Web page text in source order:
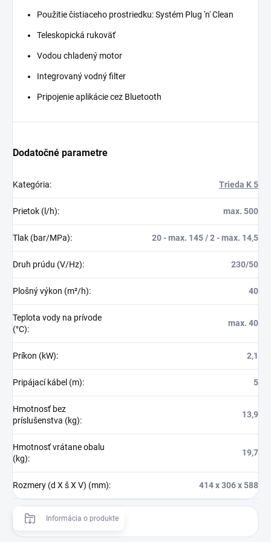
Použitie čistiaceho prostriedku: Systém Plug 'n' Clean
Teleskopická rukoväť
Vodou chladený motor
Integrovaný vodný filter
Pripojenie aplikácie cez Bluetooth
Dodatočné parametre
Kategória: Trieda K 5
Prietok (l/h): max. 500
Tlak (bar/MPa): 20 - max. 145 / 2 - max. 14,5
Druh prúdu (V/Hz): 230/50
Plošný výkon (m²/h): 40
Teplota vody na prívode
(°C):
max. 40
Príkon (kW): 2,1
Pripájací kábel (m): 5
Hmotnosť bez
príslušenstva (kg):
13,9
Hmotnosť vrátane obalu
(kg):
19,7
Rozmery (d X š X V) (mm): 414 x 306 x 588
Informácia o produkte